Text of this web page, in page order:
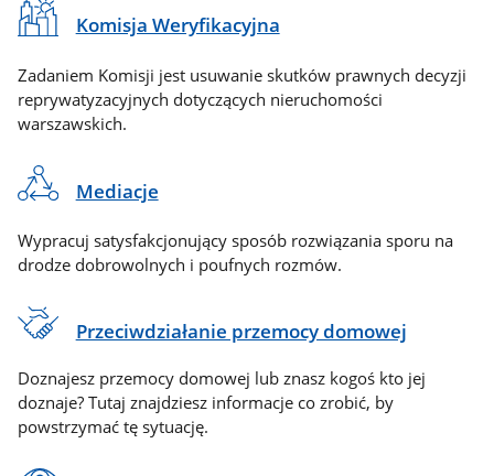
Komisja Weryfikacyjna
Zadaniem Komisji jest usuwanie skutków prawnych decyzji
reprywatyzacyjnych dotyczących nieruchomości
warszawskich.
Mediacje
Wypracuj satysfakcjonujący sposób rozwiązania sporu na
drodze dobrowolnych i poufnych rozmów.
Przeciwdziałanie przemocy domowej
Doznajesz przemocy domowej lub znasz kogoś kto jej
doznaje? Tutaj znajdziesz informacje co zrobić, by
powstrzymać tę sytuację.